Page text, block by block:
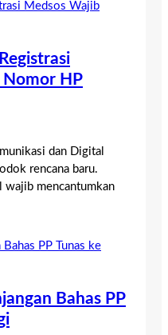
Nomor HP
dan Digital
rencana baru.
wajib mencantumkan
Bahas PP